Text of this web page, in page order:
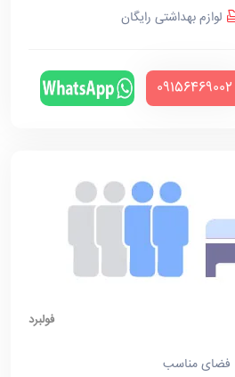
لوازم بهداشتی رایگان
‪09156469002‬
فولبرد
فضای مناسب